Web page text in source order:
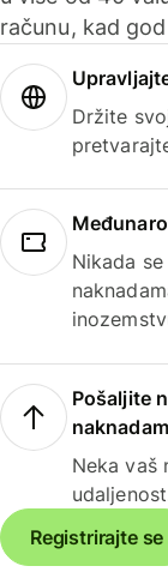
računu, kad
Držite
Nikada
Pošaljite
Neka vaš
Registrirajte se